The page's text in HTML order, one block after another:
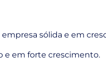
sólida e em
e em forte crescimento.